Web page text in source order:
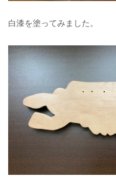
白漆を塗ってみました。